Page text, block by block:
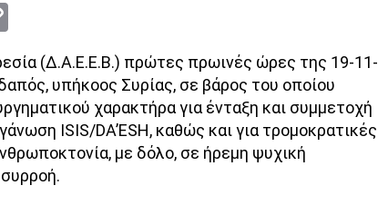
Link(Δ.Α.Ε.Ε.Β.) πρώτες πρωινές ώρες της 19-11-
υπήκοος Συρίας, σε βάρος του οποίου
χαρακτήρα για ένταξη και συμμετοχή
ISIS/DA’ESH, καθώς και για τρομοκρατικές
με δόλο, σε ήρεμη ψυχική